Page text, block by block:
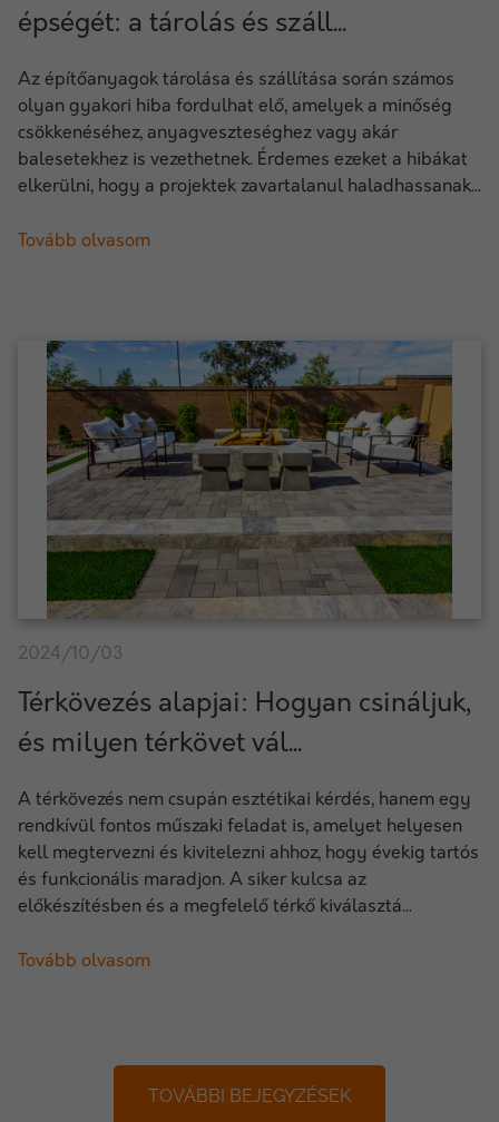
épségét: a tárolás és száll...
Az építőanyagok tárolása és szállítása során számos
olyan gyakori hiba fordulhat elő, amelyek a minőség
csökkenéséhez, anyagveszteséghez vagy akár
balesetekhez is vezethetnek. Érdemes ezeket a hibákat
elkerülni, hogy a projektek zavartalanul haladhassanak...
Tovább olvasom
2024/10/03
Térkövezés alapjai: Hogyan csináljuk,
és milyen térkövet vál...
A térkövezés nem csupán esztétikai kérdés, hanem egy
rendkívül fontos műszaki feladat is, amelyet helyesen
kell megtervezni és kivitelezni ahhoz, hogy évekig tartós
és funkcionális maradjon. A siker kulcsa az
előkészítésben és a megfelelő térkő kiválasztá...
Tovább olvasom
TOVÁBBI BEJEGYZÉSEK